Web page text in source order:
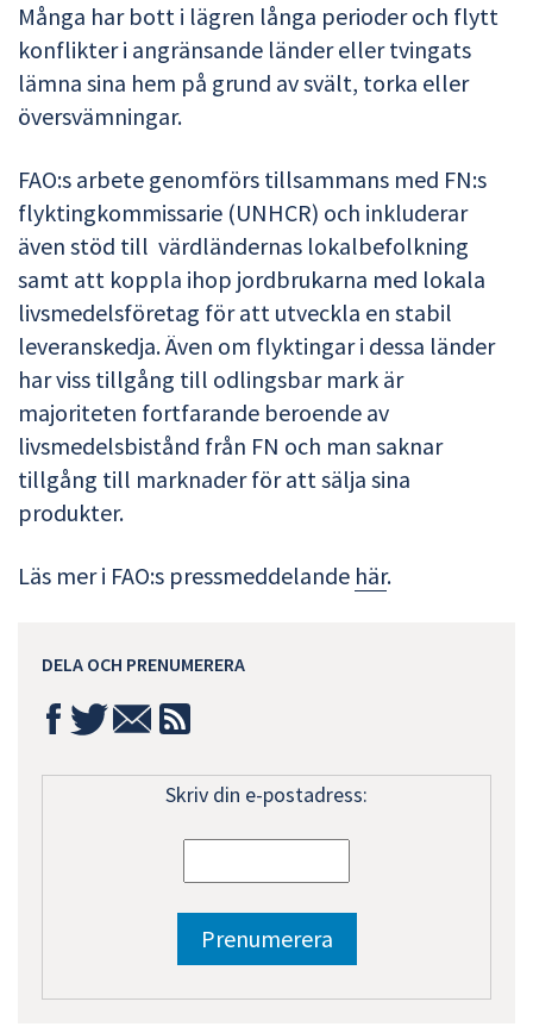
Många har bott i lägren långa perioder och flytt
konflikter i angränsande länder eller tvingats
lämna sina hem på grund av svält, torka eller
översvämningar.
FAO:s arbete genomförs tillsammans med FN:s
flyktingkommissarie (UNHCR) och inkluderar
även stöd till värdländernas lokalbefolkning
samt att koppla ihop jordbrukarna med lokala
livsmedelsföretag för att utveckla en stabil
leveranskedja. Även om flyktingar i dessa länder
har viss tillgång till odlingsbar mark är
majoriteten fortfarande beroende av
livsmedelsbistånd från FN och man saknar
tillgång till marknader för att sälja sina
produkter.
Läs mer i FAO:s pressmeddelande här.
DELA OCH PRENUMERERA
Skriv din e-postadress: